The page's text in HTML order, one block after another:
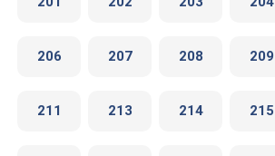
206 207 208 209
211 213 214 215